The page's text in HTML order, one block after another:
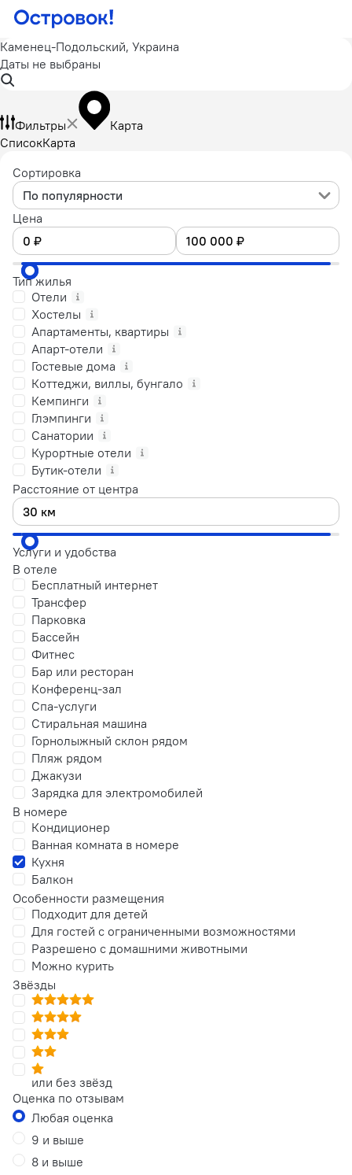
Каменец-Подольский, Украина
Даты не выбраны
Фильтры
Карта
СписокКарта
Сортировка
По популярности
Цена
Тип жилья
Отели
Хостелы
Апартаменты, квартиры
Апарт-отели
Гостевые дома
Коттеджи, виллы, бунгало
Кемпинги
Глэмпинги
Санатории
Курортные отели
Бутик-отели
Расстояние от центра
Услуги и удобства
В отеле
Бесплатный интернет
Трансфер
Парковка
Бассейн
Фитнес
Бар или ресторан
Конференц-зал
Спа-услуги
Стиральная машина
Горнолыжный склон рядом
Пляж рядом
Джакузи
Зарядка для электромобилей
В номере
Кондиционер
Ванная комната в номере
Кухня
Балкон
Особенности размещения
Подходит для детей
Для гостей с ограниченными возможностями
Разрешено с домашними животными
Можно курить
Звёзды
или без звёзд
Оценка по отзывам
Любая оценка
9 и выше
8 и выше